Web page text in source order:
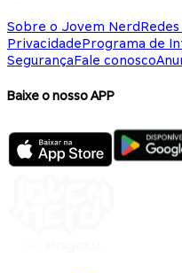
Sobre o Jovem Nerd
PrivacidadePrograma de
SegurançaFale conosco
Baixe o nosso APP